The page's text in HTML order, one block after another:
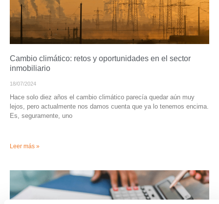
Cambio climático: retos y oportunidades en el sector
inmobiliario
18/07/2024
Hace solo diez años el cambio climático parecía quedar aún muy
lejos, pero actualmente nos damos cuenta que ya lo tenemos encima.
Es, seguramente, uno
Leer más »